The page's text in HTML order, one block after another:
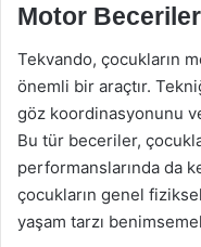
Motor
Tekvando, çocukların
önemli bir araçtır.
göz koordinasyonunu
Bu tür beceriler,
performanslarında da
çocukların genel
yaşam tarzı